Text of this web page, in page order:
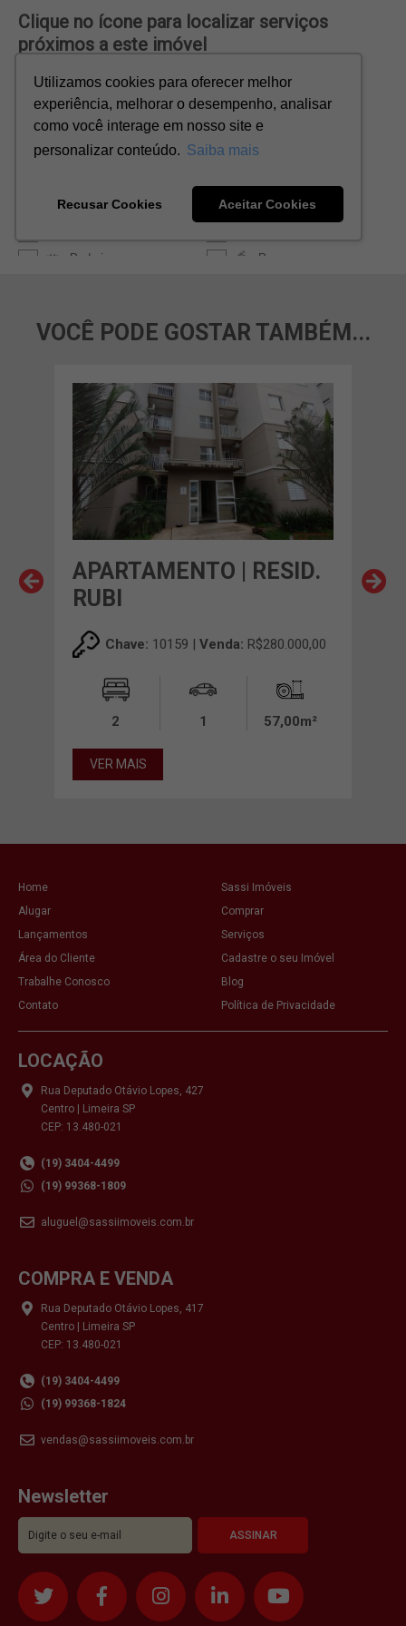
VOCÊ PODE GOSTAR TAMBÉM...
APARTAMENTO | RESID.
RUBI
Chave: 10159 | Venda: R$280.000,00
2 1 57,00m²
VER MAIS
Home
Sassi Imóveis
Alugar
Comprar
Lançamentos
Serviços
Área do Cliente
Cadastre o seu Imóvel
Trabalhe Conosco
Blog
Contato
Política de Privacidade
LOCAÇÃO
Rua Deputado Otávio Lopes, 427
Centro | Limeira SP
CEP: 13.480-021
(19) 3404-4499
(19) 99368-1809
aluguel@sassiimoveis.com.br
COMPRA E VENDA
Rua Deputado Otávio Lopes, 417
Centro | Limeira SP
CEP: 13.480-021
(19) 3404-4499
(19) 99368-1824
vendas@sassiimoveis.com.br
Newsletter